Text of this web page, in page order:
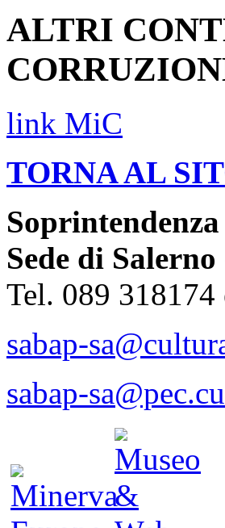
ALTRI
link MiC
TORNA AL
Sede di Salerno
Tel. 089
sabap-
sabap-